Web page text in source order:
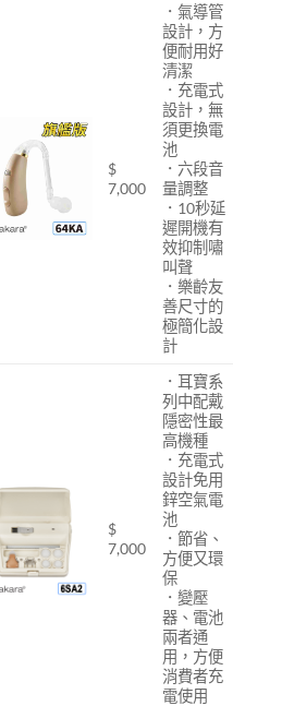
$
7,000
．氣導管
設計，方
便耐用好
清潔
．充電式
設計，無
須更換電
池
．六段音
量調整
．10秒延
遲開機有
效抑制嘯
叫聲
．樂齡友
善尺寸的
極簡化設
計
$
7,000
．耳寶系
列中配戴
隱密性最
高機種
．充電式
設計免用
鋅空氣電
池
．節省、
方便又環
保
．變壓
器、電池
兩者通
用，方便
消費者充
電使用